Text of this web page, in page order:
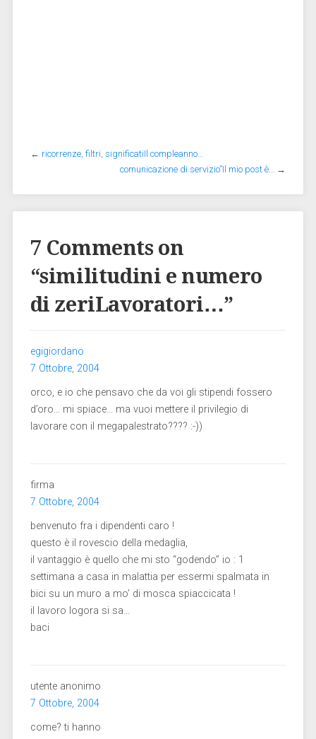
← ricorrenze, filtri, significatiIl compleanno…
comunicazione di servizio”Il mio post è… →
7 Comments on
“similitudini e numero
di zeriLavoratori…”
egigiordano
7 Ottobre, 2004
orco, e io che pensavo che da voi gli stipendi fossero
d’oro… mi spiace… ma vuoi mettere il privilegio di
lavorare con il megapalestrato???? :-))
firma
7 Ottobre, 2004
benvenuto fra i dipendenti caro !
questo è il rovescio della medaglia,
il vantaggio è quello che mi sto “godendo” io : 1
settimana a casa in malattia per essermi spalmata in
bici su un muro a mo’ di mosca spiaccicata !
il lavoro logora si sa…
baci
utente anonimo
7 Ottobre, 2004
come? ti hanno